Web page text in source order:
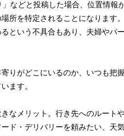
などと投稿した場合、位置情報
所を特定されることになります
という不具合もあり、夫婦やパ
りがどこにいるのか、いつも把
ます。
なメリット。行き先へのルート
ド・デリバリーを頼みたい、天